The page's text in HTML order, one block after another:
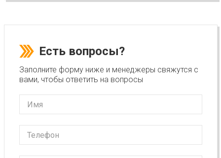
Есть вопросы?
Заполните форму ниже и менеджеры свяжутся с
вами, чтобы ответить на вопросы